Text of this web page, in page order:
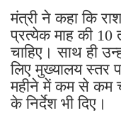
मंत्री ने कहा कि
प्रत्येक माह की
चाहिए। साथ ही
लिए मुख्यालय स्तर
महीने में कम से कम
के निर्देश भी दिए।